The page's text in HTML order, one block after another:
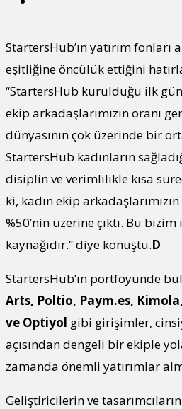
StartersHub’ın yatırım fonları
eşitliğine öncülük ettiğini
“StartersHub kurulduğu ilk
ekip arkadaşlarımızın oranı
dünyasının çok üzerinde bir
StartersHub kadınların
disiplin ve verimlilikle kısa
ki, kadın ekip
%50’nin üzerine çıktı. Bu
kaynağıdır.” diye konuştu.D
StartersHub’ın portföyünde
Arts, Poltio, Paym.es,
ve Optiyol gibi girişimler,
açısından dengeli bir ekiple
zamanda önemli yatırımlar
Geliştiricilerin ve